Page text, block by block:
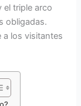
el triple arco
obligadas.
a los visitantes